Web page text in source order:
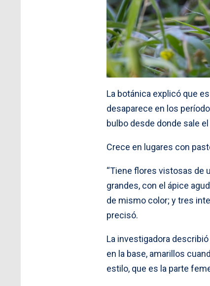
La botánica explicó que
desaparece en los
bulbo desde donde sale
Crece en lugares con
“Tiene flores vistosas de
grandes, con el ápice
de mismo color; y tres
precisó.
La investigadora
en la base, amarillos
estilo, que es la parte